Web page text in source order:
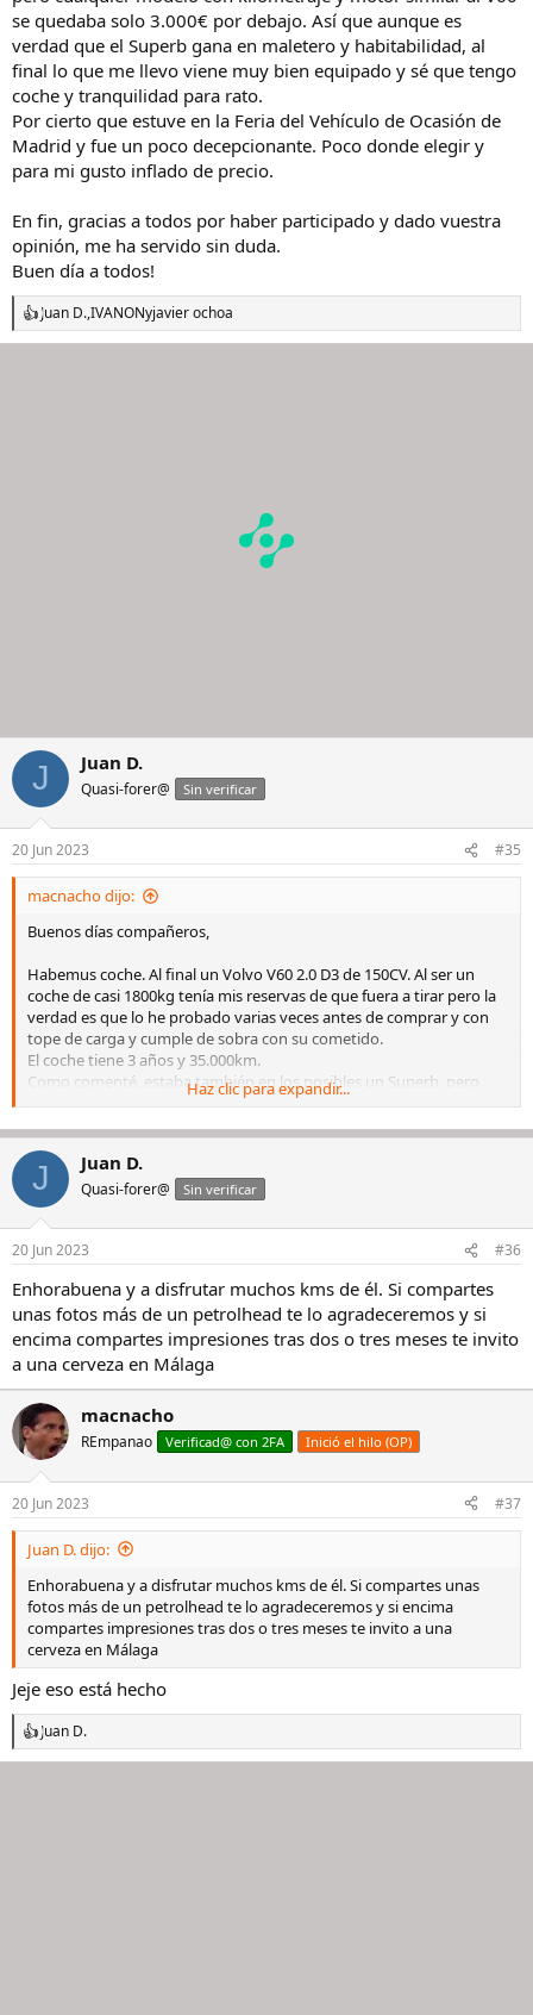
se quedaba solo 3.000€ por debajo. Así que aunque es
verdad que el Superb gana en maletero y habitabilidad, al
final lo que me llevo viene muy bien equipado y sé que tengo
coche y tranquilidad para rato.
Por cierto que estuve en la Feria del Vehículo de Ocasión de
Madrid y fue un poco decepcionante. Poco donde elegir y
para mi gusto inflado de precio.
En fin, gracias a todos por haber participado y dado vuestra
opinión, me ha servido sin duda.
Buen día a todos!
R
e
Juan D.,IVANONyjavier ochoa
J Juan D.
Quasi-forer@ Sin verificar
20 Jun 2023 #35
macnacho dijo:
Buenos días compañeros,
Habemus coche. Al final un Volvo V60 2.0 D3 de 150CV. Al ser un
coche de casi 1800kg tenía mis reservas de que fuera a tirar pero la
verdad es que lo he probado varias veces antes de comprar y con
tope de carga y cumple de sobra con su cometido.
El coche tiene 3 años y 35.000km.
Como comenté, estaba también en los posibles un Superb, pero
cualquier modelo con kilometraje y motor similar al V60 se quedaba
solo 3.000€ por debajo. Así que aunque es verdad que el Superb
gana en maletero y habitabilidad, al final lo que me llevo viene muy
bien equipado y sé que tengo coche y tranquilidad para rato.
Por cierto que estuve en la Feria del Vehículo de Ocasión de Madrid
y fue un poco decepcionante. Poco donde elegir y para mi gusto
inflado de precio.
opinión, me ha servido sin duda.
Buen día a to
Haz clic para expandir...
J Juan D.
Quasi-forer@ Sin verificar
20 Jun 2023 #36
Enhorabuena y a disfrutar muchos kms de él. Si compartes
unas fotos más de un petrolhead te lo agradeceremos y si
encima compartes impresiones tras dos o tres meses te invito
a una cerveza en Málaga
macnacho
REmpanao Verificad@ con 2FA Inició el hilo (OP)
20 Jun 2023 #37
Juan D. dijo:
Enhorabuena y a disfrutar muchos kms de él. Si compartes unas
fotos más de un petrolhead te lo agradeceremos y si encima
compartes impresiones tras dos o tres meses te invito a una
cerveza en Málaga
Jeje eso está hecho
R
e
Juan D.